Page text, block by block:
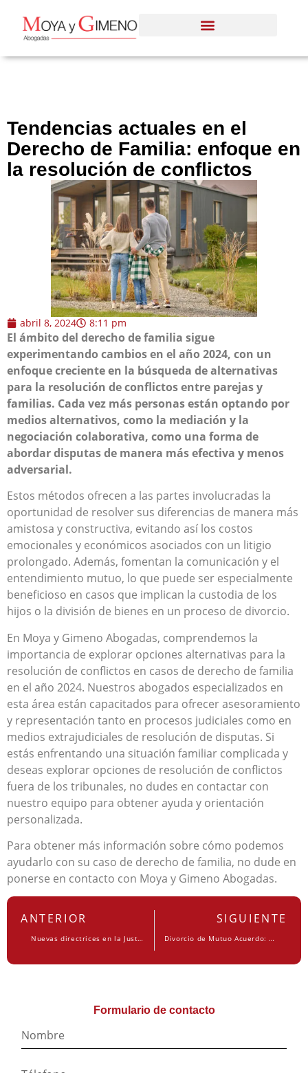
Tendencias actuales en el
Derecho de Familia: enfoque en
la resolución de conflictos
abril 8, 2024 8:11 pm
El ámbito del derecho de familia sigue
experimentando cambios en el año 2024, con un
enfoque creciente en la búsqueda de alternativas
para la resolución de conflictos entre parejas y
familias. Cada vez más personas están optando por
medios alternativos, como la mediación y la
negociación colaborativa, como una forma de
abordar disputas de manera más efectiva y menos
adversarial.
Estos métodos ofrecen a las partes involucradas la
oportunidad de resolver sus diferencias de manera más
amistosa y constructiva, evitando así los costos
emocionales y económicos asociados con un litigio
prolongado. Además, fomentan la comunicación y el
entendimiento mutuo, lo que puede ser especialmente
beneficioso en casos que implican la custodia de los
hijos o la división de bienes en un proceso de divorcio.
En Moya y Gimeno Abogadas, comprendemos la
importancia de explorar opciones alternativas para la
resolución de conflictos en casos de derecho de familia
en el año 2024. Nuestros abogados especializados en
esta área están capacitados para ofrecer asesoramiento
y representación tanto en procesos judiciales como en
medios extrajudiciales de resolución de disputas. Si
estás enfrentando una situación familiar complicada y
deseas explorar opciones de resolución de conflictos
fuera de los tribunales, no dudes en contactar con
nuestro equipo para obtener ayuda y orientación
personalizada.
Para obtener más información sobre cómo podemos
ayudarlo con su caso de derecho de familia, no dude en
ponerse en contacto con Moya y Gimeno Abogadas.
ANTERIOR
Nuevas directrices en la Justicia Penal para combatir la violencia de género
SIGUIENTE
Divorcio de Mutuo Acuerdo: Una Guía Práctica para un Proceso Sin Complicaciones
Formulario de contacto